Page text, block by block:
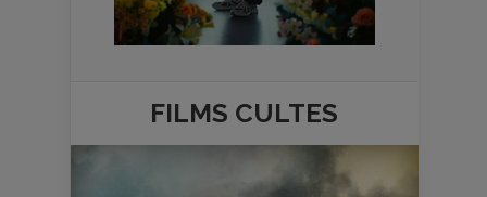
FILMS CULTES